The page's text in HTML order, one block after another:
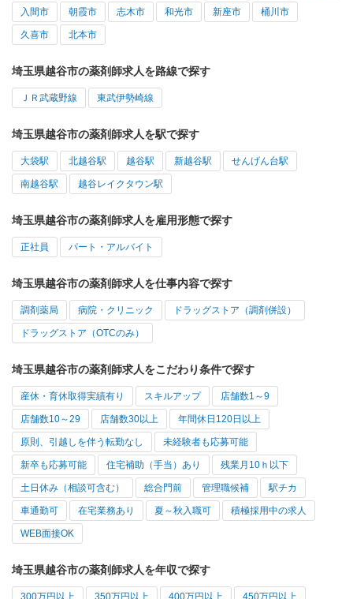
入間市 朝霞市 志木市 和光市 新座市 桶川市
久喜市 北本市
埼玉県越谷市の薬剤師求人を路線で探す
ＪＲ武蔵野線 東武伊勢崎線
埼玉県越谷市の薬剤師求人を駅で探す
大袋駅 北越谷駅 越谷駅 新越谷駅 せんげん台駅
南越谷駅 越谷レイクタウン駅
埼玉県越谷市の薬剤師求人を雇用形態で探す
正社員 パート・アルバイト
埼玉県越谷市の薬剤師求人を仕事内容で探す
調剤薬局 病院・クリニック ドラッグストア（調剤併設）
ドラッグストア（OTCのみ）
埼玉県越谷市の薬剤師求人をこだわり条件で探す
産休・育休取得実績有り スキルアップ 店舗数1～9
店舗数10～29 店舗数30以上 年間休日120日以上
原則、引越しを伴う転勤なし 未経験者も応募可能
新卒も応募可能 住宅補助（手当）あり 残業月10ｈ以下
土日休み（相談可含む） 総合門前 管理職候補 駅チカ
車通勤可 在宅業務あり 夏～秋入職可 積極採用中の求人
WEB面接OK
埼玉県越谷市の薬剤師求人を年収で探す
300万円以上 350万円以上 400万円以上 450万円以上